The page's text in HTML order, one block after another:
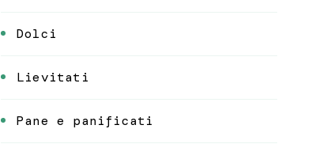
Dolci
Lievitati
Pane e panificati